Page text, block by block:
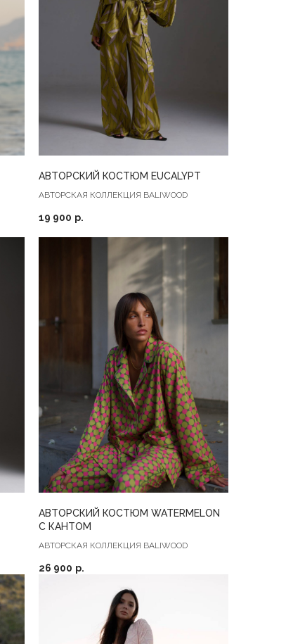
АВТОРСКИЙ КОСТЮМ EUCALYPT
АВТОРСКАЯ КОЛЛЕКЦИЯ BALIWOOD
19 900 р.
АВТОРСКИЙ КОСТЮМ WATERMELON
С КАНТОМ
АВТОРСКАЯ КОЛЛЕКЦИЯ BALIWOOD
26 900 р.